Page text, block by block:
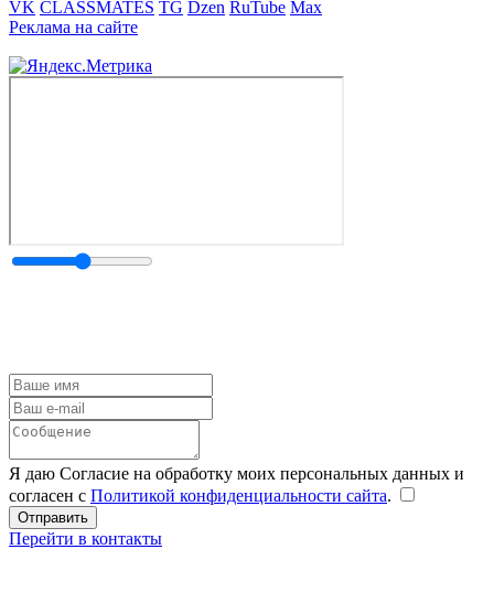
VK CLASSMATES TG Dzen RuTube Max
Реклама на сайте
Я даю Согласие на обработку моих персональных данных и
согласен с Политикой конфиденциальности сайта.
Перейти в контакты